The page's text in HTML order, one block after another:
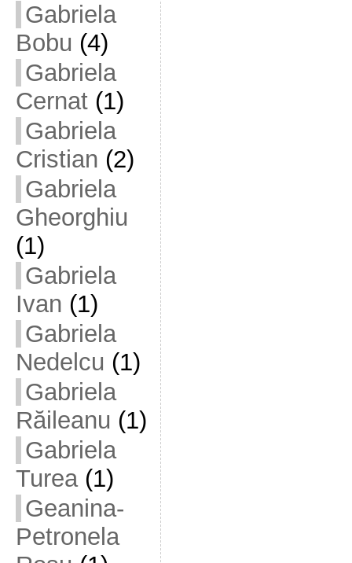
Gabriela
Bobu (4)
Gabriela
Cernat(1)
Gabriela
Cristian (2)
Gabriela
Gheorghiu
(1)
Gabriela
Ivan (1)
Gabriela
Nedelcu (1)
Gabriela
Răileanu (1)
Gabriela
Turea(1)
Geanina-
Petronela